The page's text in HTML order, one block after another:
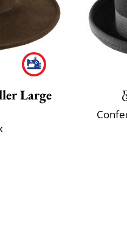
Large